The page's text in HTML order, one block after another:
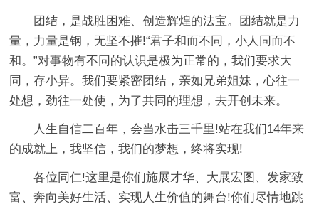
团结，是战胜困难、创造辉煌的法宝。团结就是力
量，力量是钢，无坚不摧!“君子和而不同，小人同而不
和。”对事物有不同的认识是极为正常的，我们要求大
同，存小异。我们要紧密团结，亲如兄弟姐妹，心往一
处想，劲往一处使，为了共同的理想，去开创未来。
人生自信二百年，会当水击三千里!站在我们14年来
的成就上，我坚信，我们的梦想，终将实现!
各位同仁!这里是你们施展才华、大展宏图、发家致
富、奔向美好生活、实现人生价值的舞台!你们尽情地跳